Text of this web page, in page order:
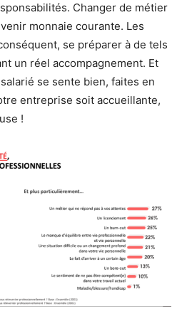
Changer de métier
monnaie courante. Les
se préparer à de tels
un réel accompagnement. Et
salarié se sente bien, faites en
entreprise soit accueillante,
!